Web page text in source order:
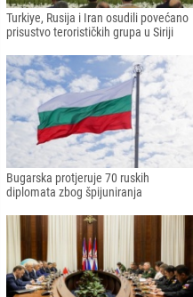
Turkiye, Rusija i Iran osudili povećano
prisustvo terorističkih grupa u Siriji
Bugarska protjeruje 70 ruskih
diplomata zbog špijuniranja